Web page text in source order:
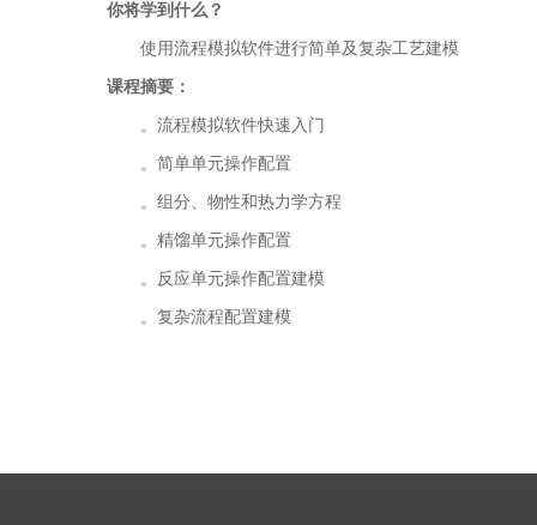
你将学到什么？
使用流程模拟软件进行简单及复杂工艺建模
课程摘要：
。流程模拟软件快速入门
。 简单单元操作配置
。 组分、物性和热力学方程
。 精馏单元操作配置
。 反应单元操作配置建模
。 复杂流程配置建模